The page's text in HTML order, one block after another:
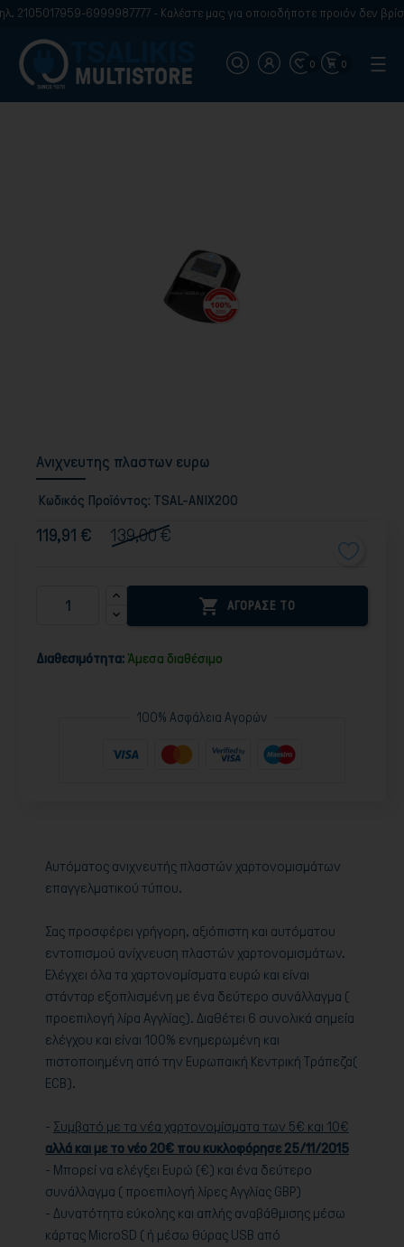
6999987777 - Καλέστε μας για οποιοδήποτε προιόν δεν βρίσκετε
0 0
Ανιχνευτης πλαστων ευρω
Κωδικός Προϊόντος: TSAL-ANIX200
139,00 €
119,91 €
 ΑΓΟΡΑΣΕ ΤΟ
Διαθεσιμότητα: Άμεσα διαθέσιμο
100% Ασφάλεια Αγορών
Αυτόματος ανιχνευτής πλαστών χαρτονομισμάτων
επαγγελματικού τύπου.
Σας προσφέρει γρήγορη, αξιόπιστη και αυτόματου
εντοπισμού ανίχνευση πλαστών χαρτονομισμάτων.
Ελέγχει όλα τα χαρτονομίσματα ευρώ και είναι
στάνταρ εξοπλισμένη με ένα δεύτερο συνάλλαγμα (
προεπιλογή λίρα Αγγλίας). Διαθέτει 6 συνολικά σημεία
ελέγχου και είναι 100% ενημερωμένη και
πιστοποιημένη από την Eυρωπαική Κεντρική Τράπεζα(
ΕCB).
- Συμβατό με τα νέα χαρτονομίσματα των 5€ και 10€
αλλά και με το νέο 20€ που κυκλοφόρησε 25/11/2015
- Μπορεί να ελέγξει Ευρώ (€) και ένα δεύτερο
συνάλλαγμα ( προεπιλoγή λίρες Αγγλίας GBP)
- Δυνατότητα εύκολης και απλής αναβάθμισης μέσω
κάρτας MicroSD ( ή μέσω θύρας USB από